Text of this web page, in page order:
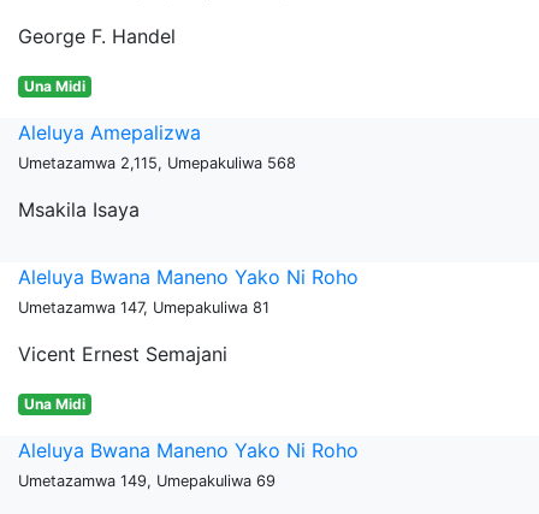
George F. Handel
Una Midi
Aleluya Amepalizwa
Umetazamwa 2,115, Umepakuliwa 568
Msakila Isaya
Aleluya Bwana Maneno Yako Ni Roho
Umetazamwa 147, Umepakuliwa 81
Vicent Ernest Semajani
Una Midi
Aleluya Bwana Maneno Yako Ni Roho
Umetazamwa 149, Umepakuliwa 69